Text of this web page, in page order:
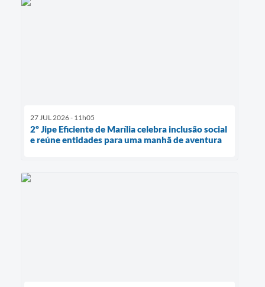
27 JUL 2026 - 11h05
2º Jipe Eficiente de Marília celebra inclusão social
e reúne entidades para uma manhã de aventura